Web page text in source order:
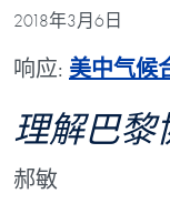
2018年3月6日
响应: 美中气候
理解巴
郝敏